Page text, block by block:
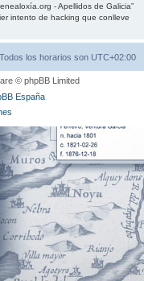
- Apellidos de Galicia”
intento de hacking que conlleve
Todos los horarios son UTC+02:00
© phpBB Limited
España